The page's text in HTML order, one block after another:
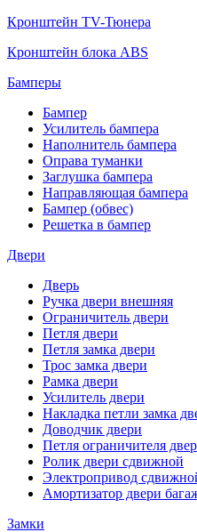
Кронштейн TV-Тюнера
Кронштейн блока ABS
Бамперы
Бампер
Усилитель бампера
Наполнитель бампера
Оправа туманки
Заглушка бампера
Направляющая бампера
Бампер (обвес)
Решетка в бампер
Двери
Дверь
Ручка двери внешняя
Ограничитель двери
Петля двери
Петля замка двери
Трос замка двери
Рамка двери
Усилитель двери
Накладка петли замка
Доводчик двери
Петля ограничителя
Ролик двери сдвижной
Электропривод
Амортизатор двери
Замки